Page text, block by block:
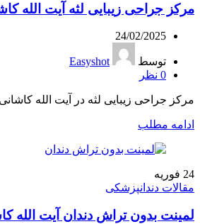
مرکز جراحی زیبایی لثه آیت الله
24/02/2025
توسط
Easyshot
0 نظر
مرکز جراحی زیبایی لثه در آیت الله
ادامه مطلب
24 فوریه
مقالات دندانپزشکی
لمینت بدون تراش دندان آیت الله